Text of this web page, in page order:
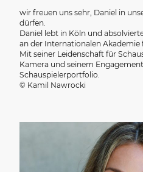
wir freuen uns sehr, Daniel in
dürfen.
Daniel lebt in Köln und
an der Internationalen Akademie
Mit seiner Leidenschaft für
Kamera und seinem
Schauspielerportfolio.
© Kamil Nawrocki